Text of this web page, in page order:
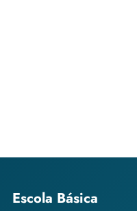
Escola Básica